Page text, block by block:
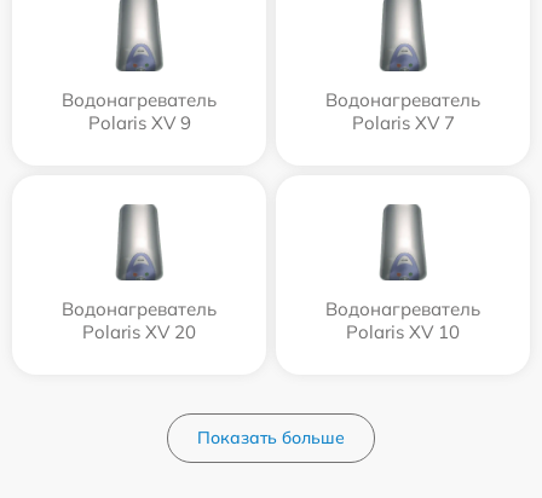
Водонагреватель
Polaris XV 9
Водонагреватель
Polaris XV 7
Водонагреватель
Polaris XV 20
Водонагреватель
Polaris XV 10
Показать больше